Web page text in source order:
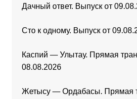
Дачный ответ. Выпуск от
Сто к одному. Выпуск от
Каспий — Улытау. Прямая
08.08.2026
Жетысу — Ордабасы. Прямая